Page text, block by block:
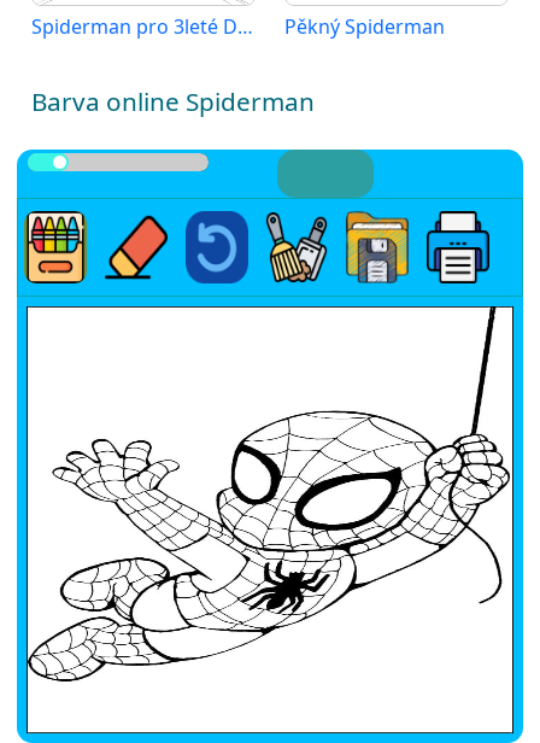
Spiderman pro 3leté Děti Pěkný Spiderman
Barva online Spiderman